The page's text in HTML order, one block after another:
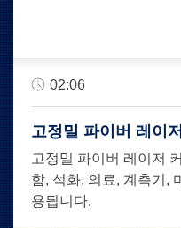
02:06
고정밀 파이버 레이
고정밀 파이버 레이저
함, 석화, 의료, 계측기,
용됩니다.